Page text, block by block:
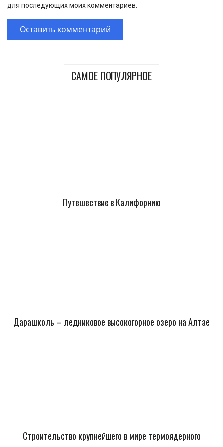
САМОЕ ПОПУЛЯРНОЕ
Путешествие в Калифорнию
Дарашколь – ледниковое высокогорное озеро на Алтае
Строительство крупнейшего в мире термоядерного
для последующих моих комментариев.